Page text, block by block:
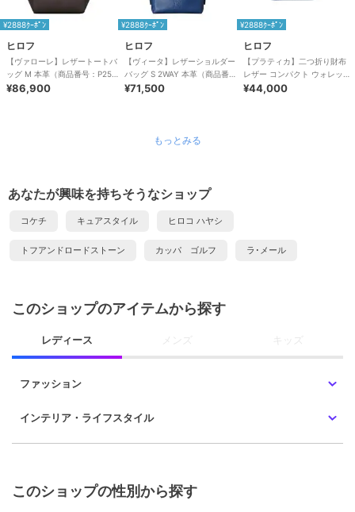
¥2888ｸｰﾎﾟﾝ
ヒロフ
【ヴァローレ】レザートートバ
ッグ M 本革（商品番号：P25-
35313）
¥86,900
¥2888ｸｰﾎﾟﾝ
ヒロフ
【ヴィータ】レザーショルダー
バッグ S 2WAY 本革（商品番
号：P25-20020）
¥71,500
¥2888ｸｰﾎﾟﾝ
ヒロフ
【プラティカ】二つ折り財布
レザー コンパクト ウォレット
本革（商品番号：P25-
¥44,000
もっとみる
あなたが興味を持ちそうなショップ
コケチ キュアスタイル ヒロコ ハヤシ
トフアンドロードストーン カッパ ゴルフ ラ･メール
このショップのアイテムから探す
レディース メンズ キッズ
ファッション
インテリア・ライフスタイル
このショップの性別から探す